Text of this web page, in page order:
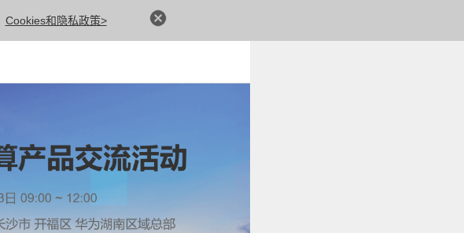
Cookies和隐私政策>